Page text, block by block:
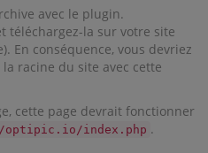
avec le plugin.
téléchargez-la sur votre site
En conséquence, vous devriez
la racine du site avec cette
cette page devrait fonctionner
optipic.io/index.php .